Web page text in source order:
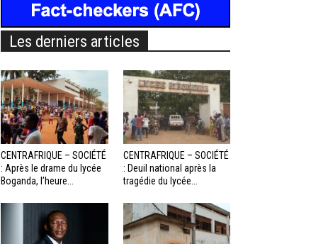
Les derniers articles
CENTRAFRIQUE – SOCIÉTÉ
: Après le drame du lycée
Boganda, l’heure...
CENTRAFRIQUE – SOCIÉTÉ
: Deuil national après la
tragédie du lycée...